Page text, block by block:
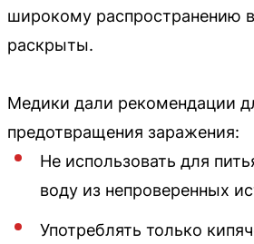
широкому распространению
раскрыты.
Медики дали рекомендации
предотвращения заражения:
Не использовать для
воду из непроверенных
Употреблять только